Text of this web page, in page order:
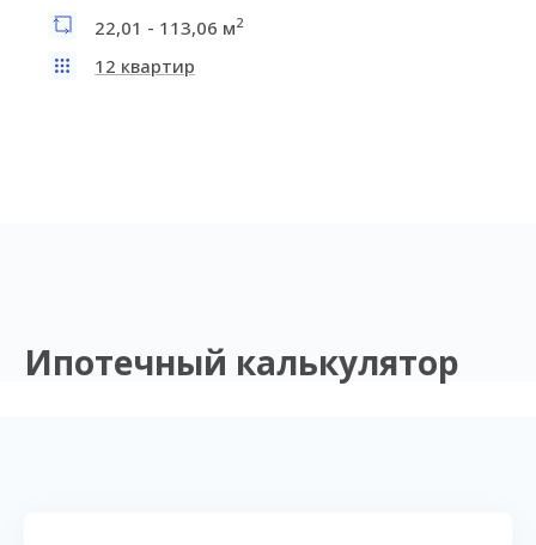
22,01 - 113,06 м2
12 квартир
Ипотечный калькулятор